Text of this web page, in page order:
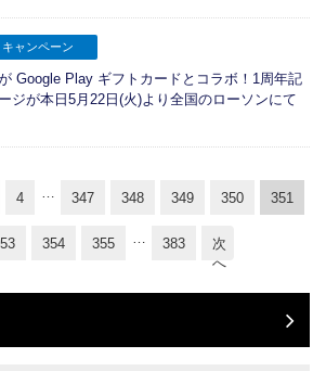
キャンペーン
Google Play ギフトカードとコラボ！1周年記
ジが本日5月22日(火)より全国のローソンにて
4 … 347 348 349 350 351
354 355 … 383
次
へ